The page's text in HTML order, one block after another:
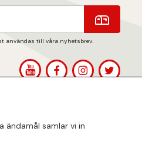
användas till våra nyhetsbrev.
ändamål samlar vi in